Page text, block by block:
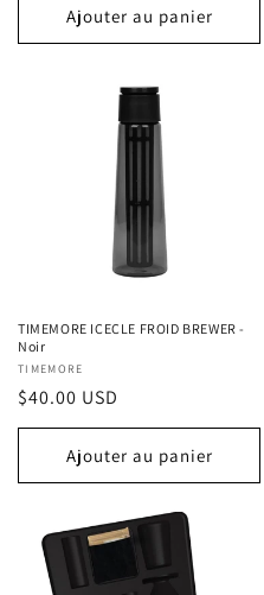
Ajouter au panier
TIMEMORE ICECLE FROID BREWER -
Noir
Fournisseur :
TIMEMORE
Prix
habituel
$40.00 USD
Ajouter au panier